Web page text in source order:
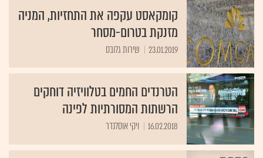
קומקאסט עקפה את התחזיות, המניה
מזנקת בטרום-מסחר
23.01.2019 שירות גלובס
הטרנדים החמים בטלוויזיה דוחקים
הרשתות המסורתיות לפינה
16.02.2018 ויקי אוסלנדר